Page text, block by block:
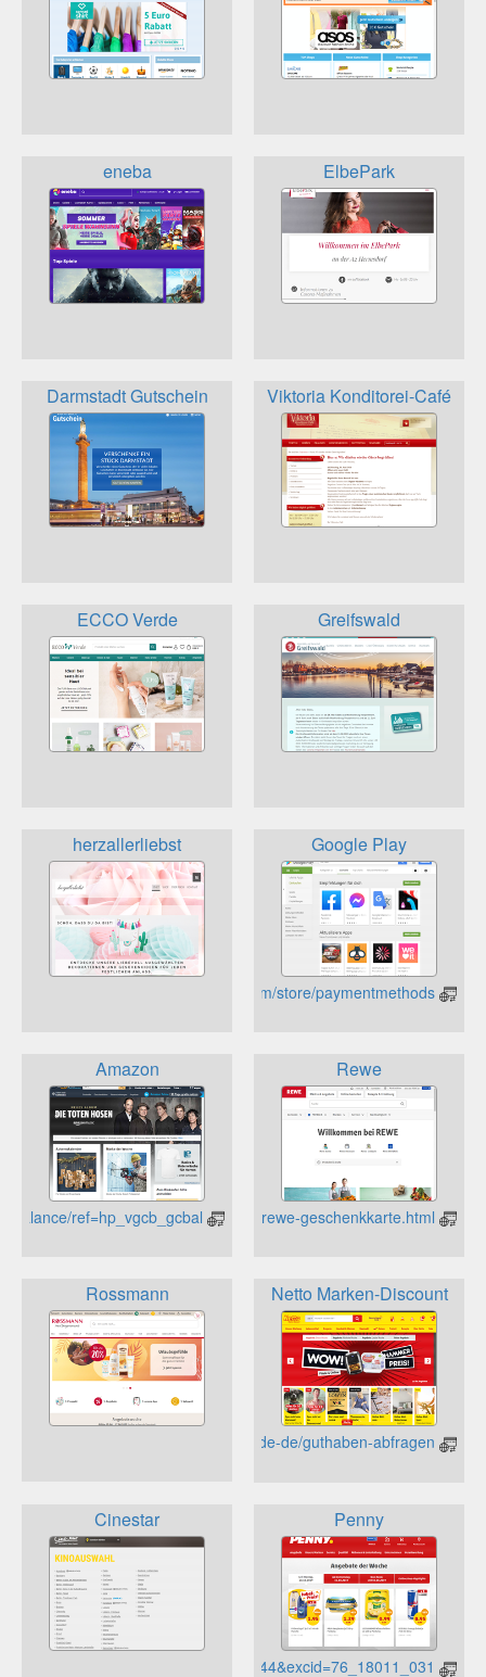
eneba ElbePark
Darmstadt Gutschein Viktoria Konditorei-Café
ECCO Verde Greifswald
herzallerliebst Google Play
Amazon Rewe
Rossmann Netto Marken-Discount
Cinestar Penny